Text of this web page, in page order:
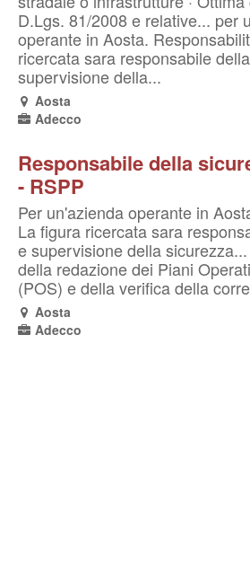
D.Lgs. 81/2008 e relative... per
operante in Aosta.
ricercata sara responsabile
supervisione della...
Aosta
Adecco
Responsabile della
- RSPP
Per un'azienda operante in
La figura ricercata sara
e supervisione della
della redazione dei Piani
(POS) e della verifica della
Aosta
Adecco